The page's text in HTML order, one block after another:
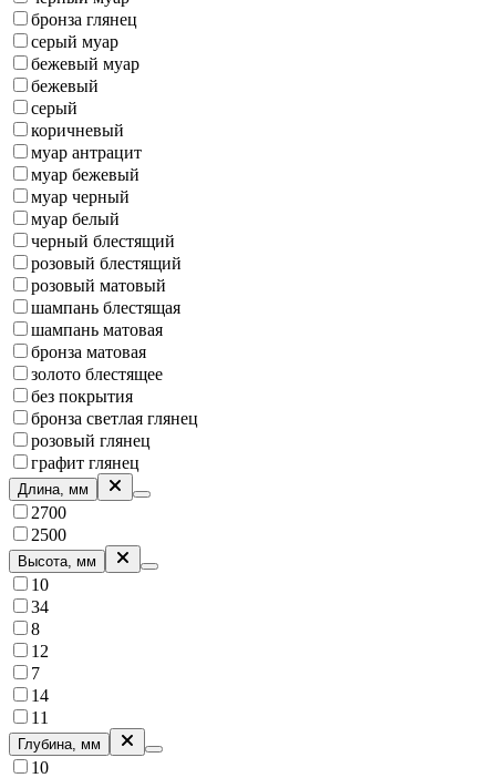
бронза глянец
серый муар
бежевый муар
бежевый
серый
коричневый
муар антрацит
муар бежевый
муар черный
муар белый
черный блестящий
розовый блестящий
розовый матовый
шампань блестящая
шампань матовая
бронза матовая
золото блестящее
без покрытия
бронза светлая глянец
розовый глянец
графит глянец
Длина, мм
2700
2500
Высота, мм
10
34
8
12
7
14
11
Глубина, мм
10